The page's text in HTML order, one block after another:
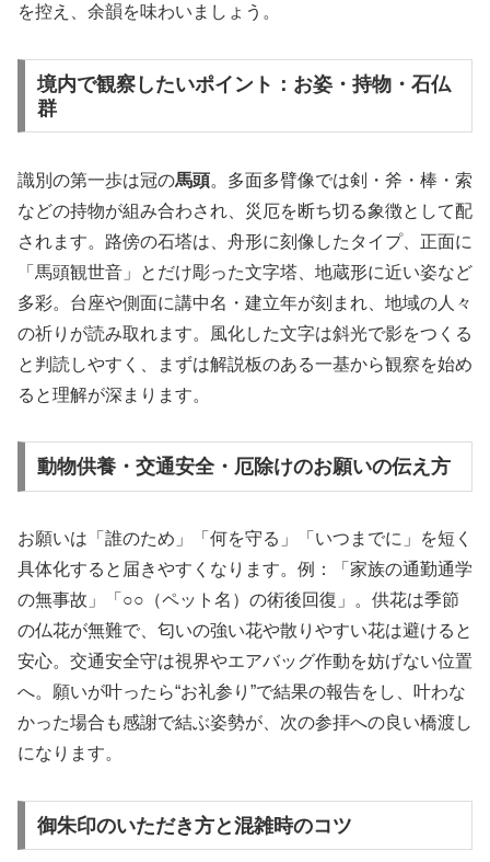
を控え、余韻を味わいましょう。
境内で観察したいポイント：お姿・持物・石仏
群
識別の第一歩は冠の馬頭。多面多臂像では剣・斧・棒・索
などの持物が組み合わされ、災厄を断ち切る象徴として配
されます。路傍の石塔は、舟形に刻像したタイプ、正面に
「馬頭観世音」とだけ彫った文字塔、地蔵形に近い姿など
多彩。台座や側面に講中名・建立年が刻まれ、地域の人々
の祈りが読み取れます。風化した文字は斜光で影をつくる
と判読しやすく、まずは解説板のある一基から観察を始め
ると理解が深まります。
動物供養・交通安全・厄除けのお願いの伝え方
お願いは「誰のため」「何を守る」「いつまでに」を短く
具体化すると届きやすくなります。例：「家族の通勤通学
の無事故」「○○（ペット名）の術後回復」。供花は季節
の仏花が無難で、匂いの強い花や散りやすい花は避けると
安心。交通安全守は視界やエアバッグ作動を妨げない位置
へ。願いが叶ったら“お礼参り”で結果の報告をし、叶わな
かった場合も感謝で結ぶ姿勢が、次の参拝への良い橋渡し
になります。
御朱印のいただき方と混雑時のコツ